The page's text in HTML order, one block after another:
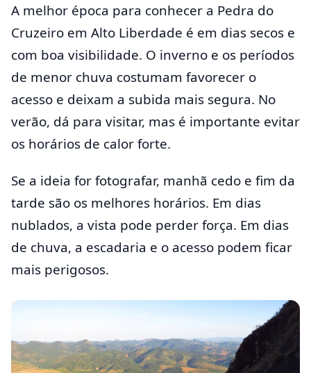
A melhor época para conhecer a Pedra do
Cruzeiro em Alto Liberdade é em dias secos e
com boa visibilidade. O inverno e os períodos
de menor chuva costumam favorecer o
acesso e deixam a subida mais segura. No
verão, dá para visitar, mas é importante evitar
os horários de calor forte.
Se a ideia for fotografar, manhã cedo e fim da
tarde são os melhores horários. Em dias
nublados, a vista pode perder força. Em dias
de chuva, a escadaria e o acesso podem ficar
mais perigosos.